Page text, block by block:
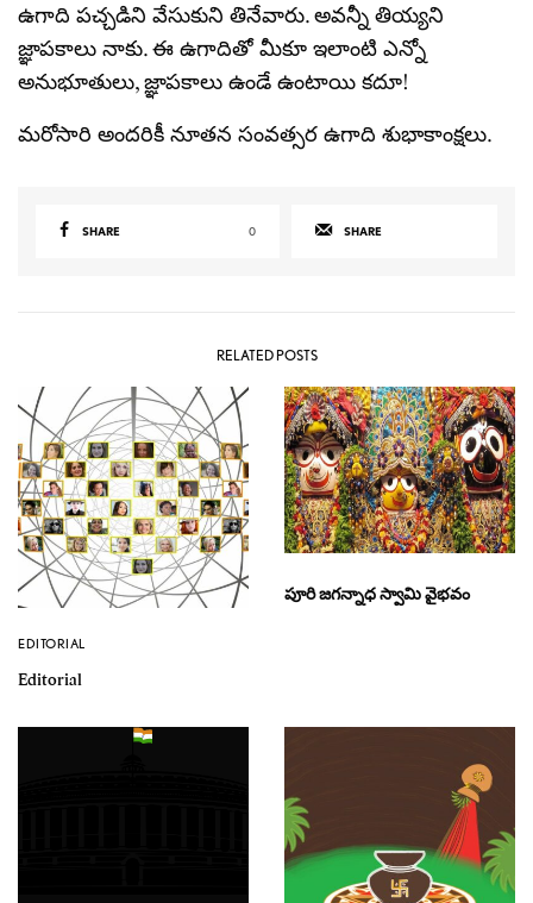
ఉగాది పచ్చడిని వేసుకుని తినేవారు. అవన్నీ తియ్యని
జ్ఞాపకాలు నాకు. ఈ ఉగాదితో మీకూ ఇలాంటి ఎన్నో
అనుభూతులు, జ్ఞాపకాలు ఉండే ఉంటాయి కదూ!
మరోసారి అందరికీ నూతన సంవత్సర ఉగాది శుభాకాంక్షలు.
SHARE 0 SHARE
RELATED POSTS
EDITORIAL
Editorial
పూరి జగన్నాధ స్వామి వైభవం